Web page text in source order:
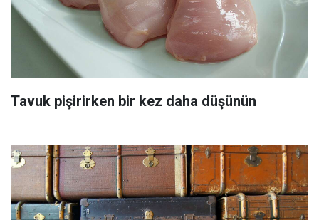
Tavuk pişirirken bir kez daha düşünün